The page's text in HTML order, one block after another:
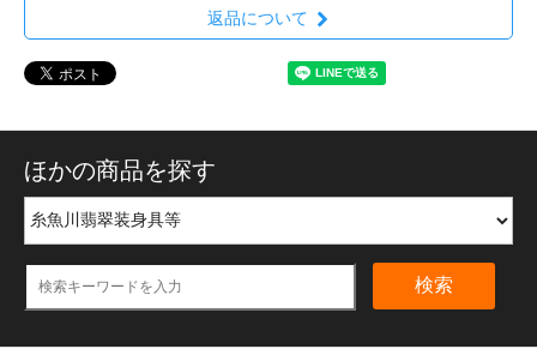
返品について
ほかの商品を探す
検索